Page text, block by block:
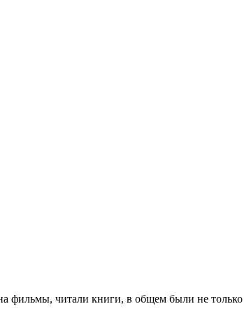
фильмы, читали книги, в общем были не только